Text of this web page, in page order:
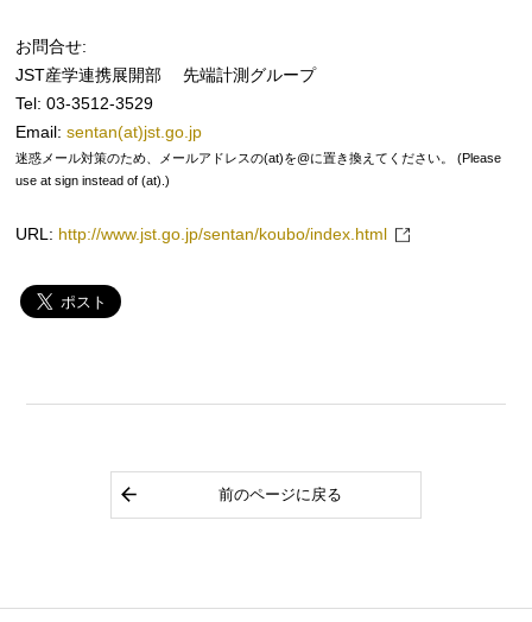
お問合せ:
JST産学連携展開部 先端計測グループ
Tel: 03-3512-3529
Email:sentan(at)jst.go.jp
迷惑メール対策のため、メールアドレスの(at)を@に置き換えてください。 (Please
use at sign instead of (at).)
URL: http://www.jst.go.jp/sentan/koubo/index.html
前のページに戻る